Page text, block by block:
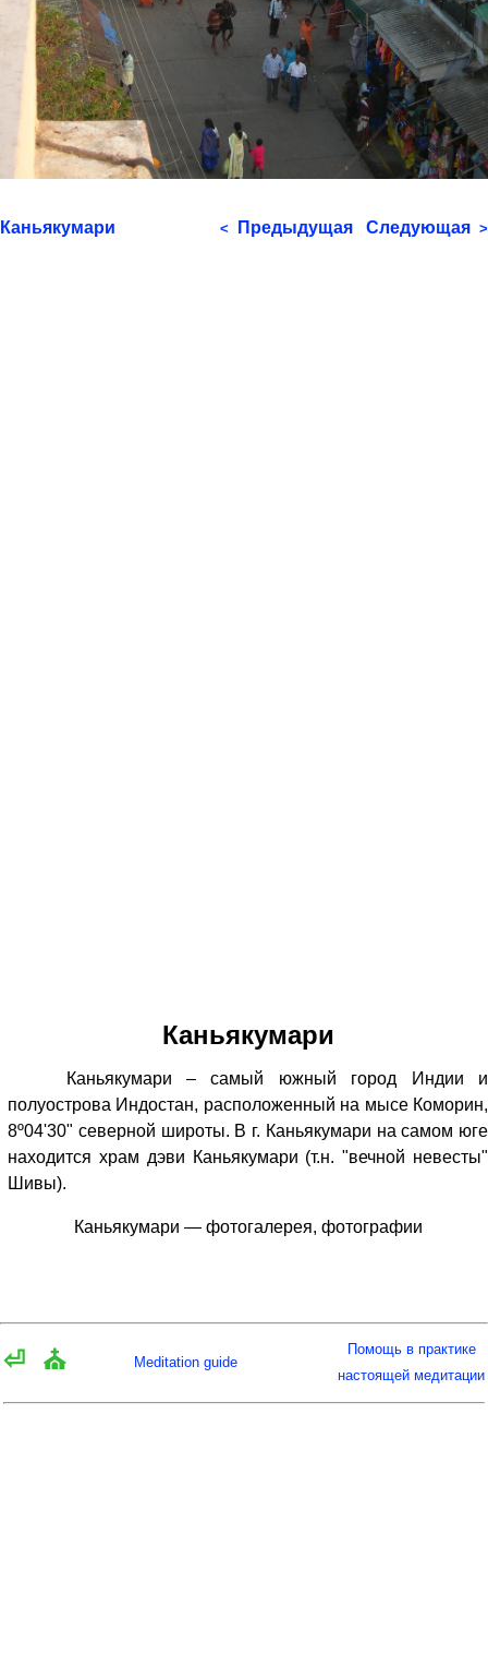
Каньякумари < Предыдущая Следующая >
Каньякумари
Каньякумари – самый южный город Индии и
полуострова Индостан, расположенный на мысе Коморин,
8º04'30" северной широты. В г. Каньякумари на самом юге
находится храм дэви Каньякумари (т.н. "вечной невесты"
Шивы).
Каньякумари — фотогалерея, фотографии
⏎ ⛪ Meditation guide
Помощь в практике
настоящей медитации